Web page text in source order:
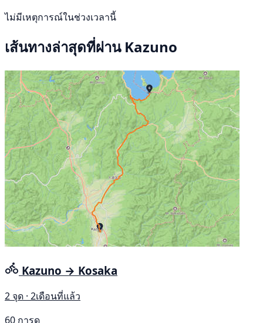
ไม่มีเหตุการณ์ในช่วงเวลานี้
เส้นทางล่าสุดที่ผ่าน Kazuno
Kazuno → Kosaka
2 จุด · 2เดือนที่แล้ว
60 การดู